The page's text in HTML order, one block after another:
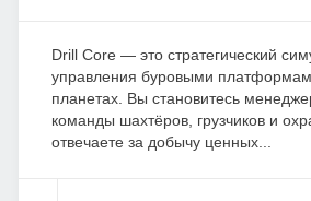
Drill Core — это стратегический
управления буровыми
планетах. Вы становитесь
команды шахтёров, грузчиков и
отвечаете за добычу ценных...